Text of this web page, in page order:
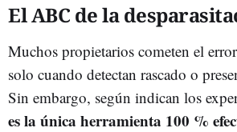
El ABC de la
Muchos propietarios cometen el
solo cuando detectan rascado o
Sin embargo, según indican los
es la única herramienta 100 %